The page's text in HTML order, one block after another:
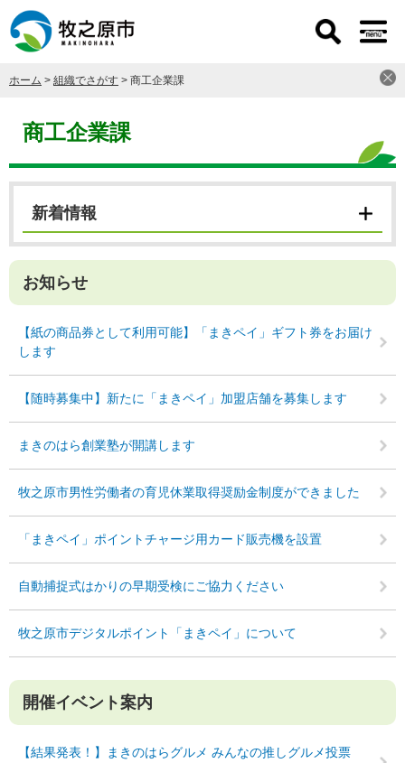
ー
先
。
ニ
を
て
本
ホーム > 組織でさがす > 商工企業課
商工企業課
新着情報
お知らせ
【紙の商品券として利用可能】「まきペイ」ギフト券をお届け
します
【随時募集中】新たに「まきペイ」加盟店舗を募集します
まきのはら創業塾が開講します
牧之原市男性労働者の育児休業取得奨励金制度ができました
「まきペイ」ポイントチャージ用カード販売機を設置
自動捕捉式はかりの早期受検にご協力ください
牧之原市デジタルポイント「まきペイ」について
開催イベント案内
【結果発表！】まきのはらグルメ みんなの推しグルメ投票